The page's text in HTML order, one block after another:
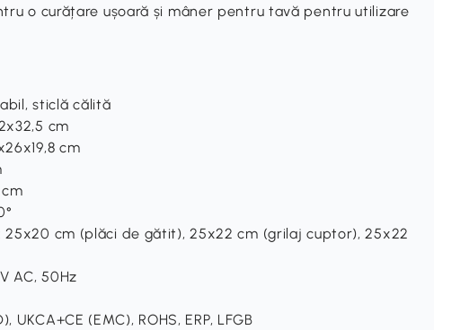
o curățare ușoară și mâner pentru tavă pentru utilizare
sticlă călită
cm
cm
cm
25x20 cm (plăci de gătit), 25x22 cm (grilaj cuptor), 25x22
AC, 50Hz
UKCA+CE (EMC), ROHS, ERP, LFGB